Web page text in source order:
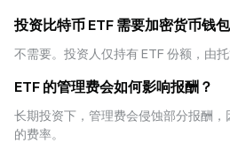
- 所有权：ETFs 投资人持有的是基金份额，
特币现货由托管机构保管，投资人无需管理私
- 交易方式：比特币市场全年无休，24/7 开放
- 成本结构：ETFs 有年度管理费（Expense
间，直接持有比特币的成本则来自交易所手续
- 监管差异：ETFs 属于受 SEC 管辖的证券商
度的监管保障，投资人需自行承担交易所倒闭
投资比特币 ETF 需要加密货币钱
不需要。投资人仅持有 ETF 份额，由
ETF 的管理费会如何影响报酬？
长期投资下，管理费会侵蚀部分报酬
的费率。